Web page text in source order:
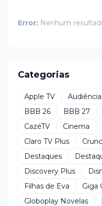
Error: Nenhum
Categorias
Apple TV Audiência
BBB 26
BBB 27
CazéTV
Cinema
Claro TV Plus
Destaques
Discovery Plus
Filhas de Eva
Giga
Globoplay Novelas